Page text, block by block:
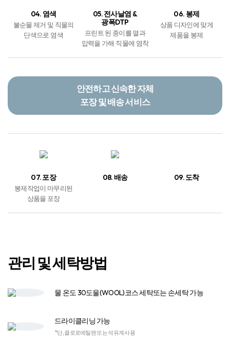
04. 염색
불순물 제거 및 직물의
단색으로 염색
05. 전사날염 &
광폭DTP
프린트 된 종이를 열과
압력을 가해 직물에 염착
06. 봉제
상품 디자인에 맞게
제품을 봉제
안전하고 신속한 자체
포장 및 배송 서비스
07. 포장
봉제작업이 마무리된
상품을 포장
08. 배송 09. 도착
관리 및 세탁방법
물 온도 30도울(WOOL)코스 세탁또는 손세탁 가능
드라이클리닝 가능
*단, 클로로에틸렌 또는 석유계 사용